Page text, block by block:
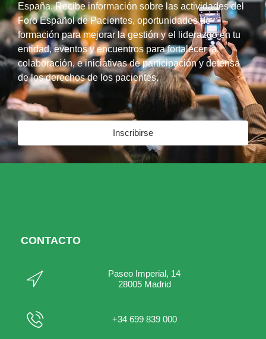
España. Recibe información sobre las actividades del
Foro Español de Pacientes, oportunidades de
formación para mejorar la gestión y el liderazgo en tu
entidad, eventos y encuentros para fortalecer la
colaboración, e iniciativas de participación y defensa
de los derechos de los pacientes.
Inscribirse
CONTACTO
Paseo Imperial, 14
28005 Madrid
+34 699 839 000